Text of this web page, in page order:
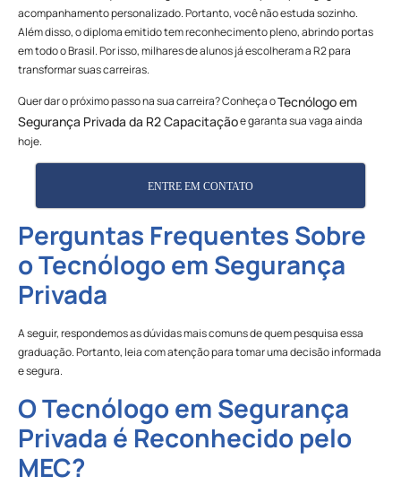
acompanhamento personalizado. Portanto, você não estuda sozinho.
Além disso, o diploma emitido tem reconhecimento pleno, abrindo portas
em todo o Brasil. Por isso, milhares de alunos já escolheram a R2 para
transformar suas carreiras.
Quer dar o próximo passo na sua carreira? Conheça oTecnólogo em
Segurança Privada da R2 Capacitaçãoe garanta sua vaga ainda
hoje.
ENTRE EM CONTATO
Perguntas Frequentes Sobre
o Tecnólogo em Segurança
Privada
A seguir, respondemos as dúvidas mais comuns de quem pesquisa essa
graduação. Portanto, leia com atenção para tomar uma decisão informada
e segura.
O Tecnólogo em Segurança
Privada é Reconhecido pelo
MEC?